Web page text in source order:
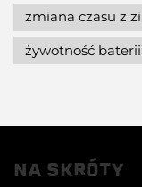
zmiana czasu z
żywotność baterii
NA SKRÓTY